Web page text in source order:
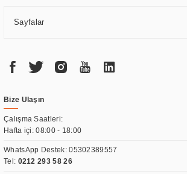
Sayfalar
Bize Ulaşın
Çalışma Saatleri:
Hafta içi: 08:00 - 18:00
WhatsApp Destek:05302389557
Tel: 0212 293 58 26